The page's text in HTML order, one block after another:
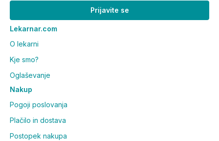
Prijavite se
Lekarnar.com
O lekarni
Kje smo?
Oglaševanje
Nakup
Pogoji poslovanja
Plačilo in dostava
Postopek nakupa